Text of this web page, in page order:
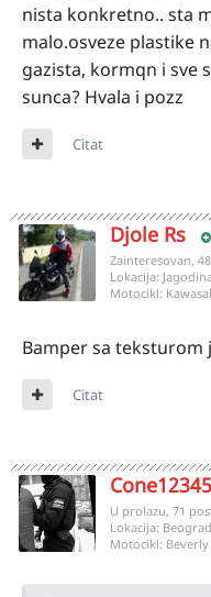
nista konkretno.. sta
malo.osveze plastike
gazista, kormqn i sve
sunca? Hvala i pozz
Citat
Djole Rs
Zainteresovan,
Lokacija:
Motocikl:
Bamper sa teksturom
Citat
Cone12345
U prolazu, 71
Lokacija: Beograd
Motocikl: